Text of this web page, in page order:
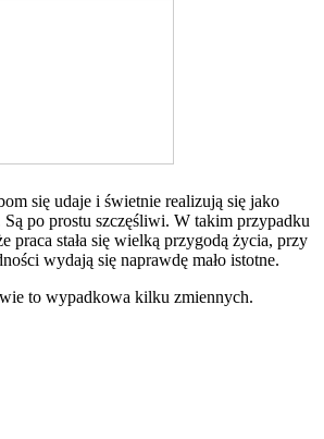
się udaje i świetnie realizują się jako
po prostu szczęśliwi. W takim przypadku
praca stała się wielką przygodą życia, przy
wydają się naprawdę mało istotne.
to wypadkowa kilku zmiennych.